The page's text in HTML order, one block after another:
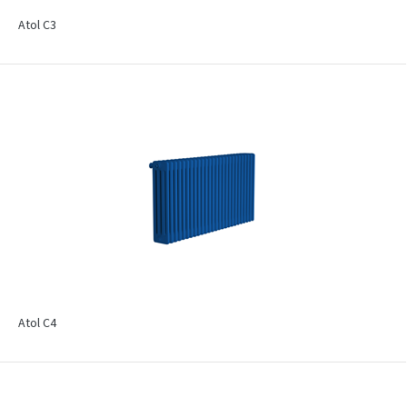
Atol C3
Atol C4